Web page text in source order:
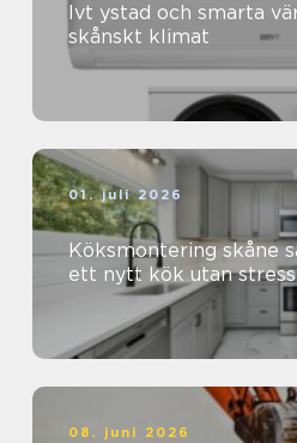
Ivt ystad och smarta
skånskt klimat
01. juli 2026
Köksmontering skåne så lyckas du med
ett nytt kök utan stress
08. juni 2026